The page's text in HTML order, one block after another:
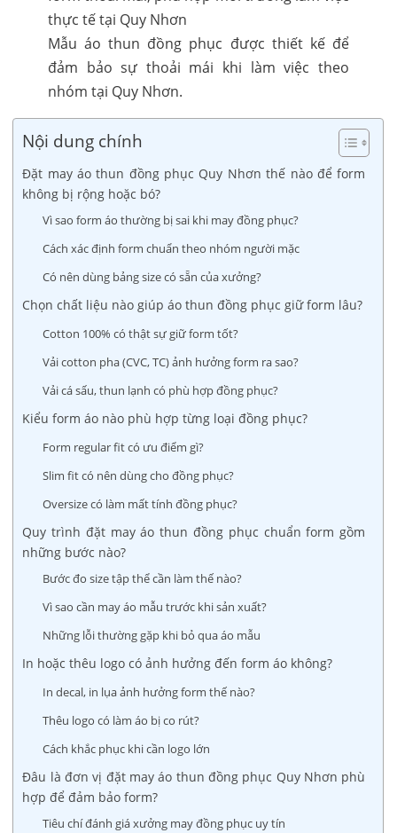
Mẫu áo thun đồng phục được thiết kế để
đảm bảo sự thoải mái khi làm việc theo
nhóm tại Quy Nhơn.
Nội dung chính
Đặt may áo thun đồng phục Quy Nhơn thế nào để form
không bị rộng hoặc bó?
Vì sao form áo thường bị sai khi may đồng phục?
Cách xác định form chuẩn theo nhóm người mặc
Có nên dùng bảng size có sẵn của xưởng?
Chọn chất liệu nào giúp áo thun đồng phục giữ form lâu?
Cotton 100% có thật sự giữ form tốt?
Vải cotton pha (CVC, TC) ảnh hưởng form ra sao?
Vải cá sấu, thun lạnh có phù hợp đồng phục?
Kiểu form áo nào phù hợp từng loại đồng phục?
Form regular fit có ưu điểm gì?
Slim fit có nên dùng cho đồng phục?
Oversize có làm mất tính đồng phục?
Quy trình đặt may áo thun đồng phục chuẩn form gồm
những bước nào?
Bước đo size tập thể cần làm thế nào?
Vì sao cần may áo mẫu trước khi sản xuất?
Những lỗi thường gặp khi bỏ qua áo mẫu
In hoặc thêu logo có ảnh hưởng đến form áo không?
In decal, in lụa ảnh hưởng form thế nào?
Thêu logo có làm áo bị co rút?
Cách khắc phục khi cần logo lớn
Đâu là đơn vị đặt may áo thun đồng phục Quy Nhơn phù
hợp để đảm bảo form?
Tiêu chí đánh giá xưởng may đồng phục uy tín